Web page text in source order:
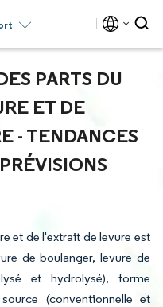
PARTS DU
ET DE
- TENDANCES
et de l'extrait de levure est
de boulanger, levure de
et hydrolysé), forme
(conventionnelle et